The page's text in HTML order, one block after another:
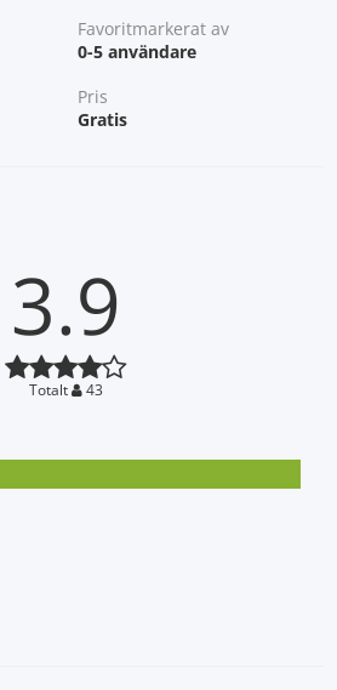
Favoritmarkerat av
0-5 användare
Pris
Gratis
3.9
Totalt 43